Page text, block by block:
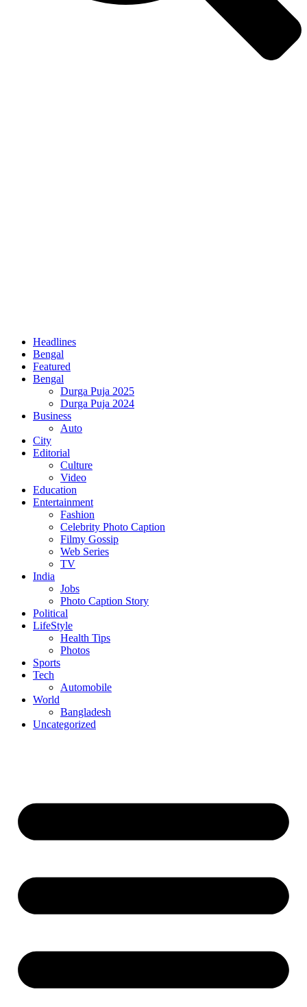
Headlines
Bengal
Featured
Bengal
Durga Puja 2025
Durga Puja 2024
Business
Auto
City
Editorial
Culture
Video
Education
Entertainment
Fashion
Celebrity Photo Caption
Filmy Gossip
Web Series
TV
India
Jobs
Photo Caption Story
Political
LifeStyle
Health Tips
Photos
Sports
Tech
Automobile
World
Bangladesh
Uncategorized